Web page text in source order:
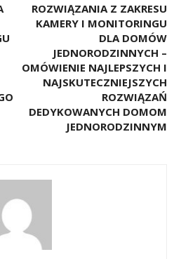
ROZWIĄZANIA Z ZAKRESU
KAMERY I MONITORINGU
DLA DOMÓW
JEDNORODZINNYCH –
OMÓWIENIE NAJLEPSZYCH I
NAJSKUTECZNIEJSZYCH
ROZWIĄZAŃ
DEDYKOWANYCH DOMOM
JEDNORODZINNYM